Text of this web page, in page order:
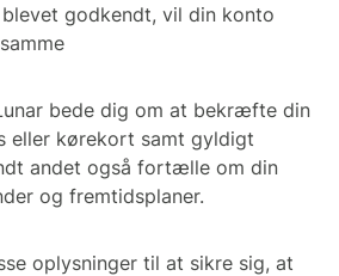
godkendt, vil din konto
bede dig om at bekræfte din
eller kørekort samt gyldigt
andet også fortælle om din
og fremtidsplaner.
oplysninger til at sikre sig, at